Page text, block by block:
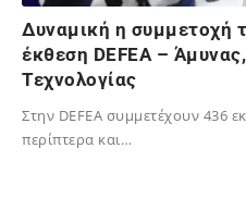
Δυναμική η συμμετοχή
έκθεση DEFEA –
Τεχνολογίας
Στην DEFEA συμμετέχουν 436
περίπτερα και…